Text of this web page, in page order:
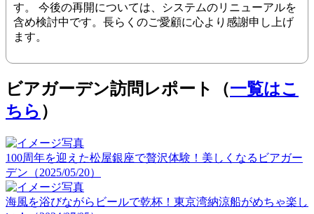
す。 今後の再開については、システムのリニューアルを
含め検討中です。長らくのご愛顧に心より感謝申し上げ
ます。
ビアガーデン訪問レポート（一覧はこ
ちら ）
100周年を迎えた松屋銀座で贅沢体験！美しくなるビアガー
デン（2025/05/20）
海風を浴びながらビールで乾杯！東京湾納涼船がめちゃ楽し